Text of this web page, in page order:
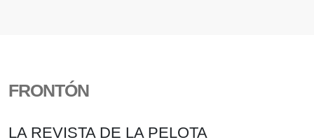
FRONTÓN
LA REVISTA DE LA PELOTA